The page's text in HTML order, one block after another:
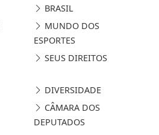
BRASIL
MUNDO DOS
ESPORTES
SEUS DIREITOS
DIVERSIDADE
CÂMARA DOS
DEPUTADOS